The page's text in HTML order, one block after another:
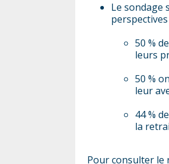
Le sondage
50 %
leurs
50 %
leur
44 %
la
Pour consulter le